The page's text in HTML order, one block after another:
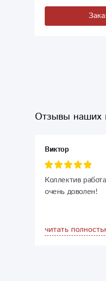
Отзывы наших
Виктор
Коллектив
очень доволен!
читать